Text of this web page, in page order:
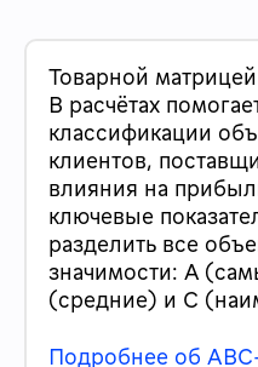
Товарной
В расчётах
классификации
клиентов,
влияния на
ключевые
разделить все
значимости: A
(средние) и C
Подробнее об